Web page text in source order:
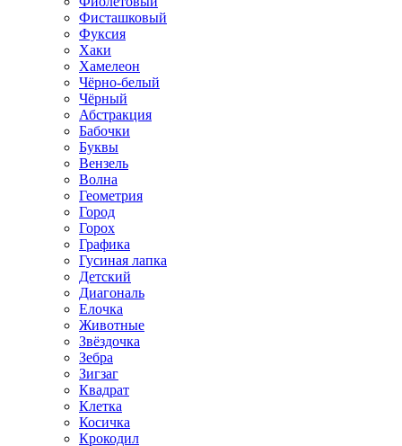
Фисташковый
Фуксия
Хаки
Хамелеон
Чёрно-белый
Чёрный
Абстракция
Бабочки
Буквы
Вензель
Волна
Геометрия
Город
Горох
Графика
Гусиная лапка
Детский
Диагональ
Елочка
Животные
Звёздочка
Зебра
Зигзаг
Квадрат
Клетка
Косичка
Крокодил